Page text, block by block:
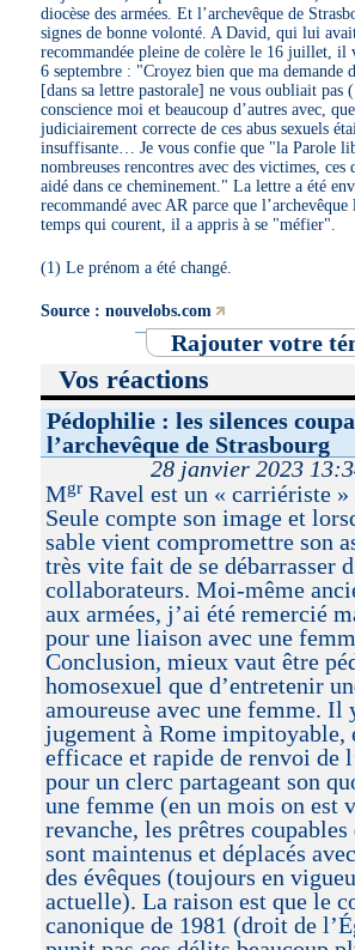
diocèse des armées. Et l’archevêque de
signes de bonne volonté. A David, qui lui
recommandée pleine de colère le 16 juillet, il
6 septembre : "Croyez bien que ma demande
[dans sa lettre pastorale] ne vous oubliait
conscience moi et beaucoup d’autres avec,
judiciairement correcte de ces abus sexuels
insuffisante… Je vous confie que "la Parole
nombreuses rencontres avec des victimes,
aidé dans ce cheminement." La lettre a été
recommandé avec AR parce que l’archevêque
temps qui courent, il a appris à se "méfier".
(1) Le prénom a été changé.
Source : nouvelobs.com
Rajouter votre
Vos réactions
Pédophilie : les silences
l’archevêque de Strasbourg
28 janvier 2023
MgrRavel est un « carriériste »
Seule compte son image et
sable vient compromettre son
très vite fait de se débarrasser
collaborateurs. Moi-même
aux armées, j’ai été remercié
pour une liaison avec une
Conclusion, mieux vaut être
homosexuel que d’entretenir
amoureuse avec une femme. Il
jugement à Rome impitoyable,
efficace et rapide de renvoi de
pour un clerc partageant son
une femme (en un mois on est
revanche, les prêtres
sont maintenus et déplacés
des évêques (toujours en
actuelle). La raison est que le
canonique de 1981 (droit de